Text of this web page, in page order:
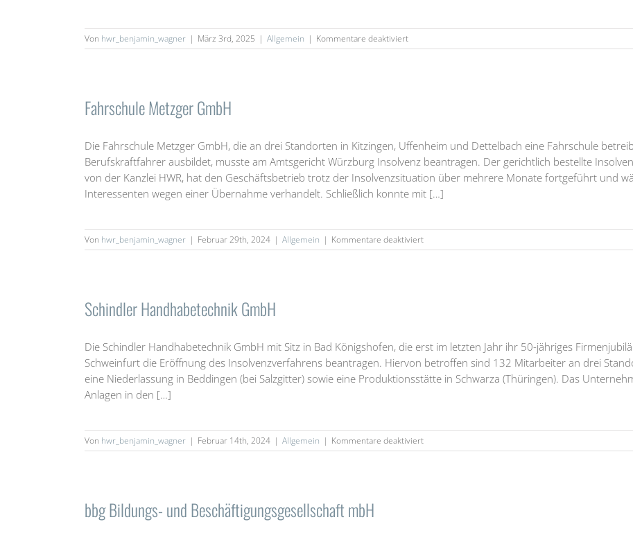
Von hwr_benjamin_wagner | März 3rd, 2025 | Allgemein | Kommentare deaktiviertfür
PROGRESSIO
Fahrschule Metzger GmbH
Die Fahrschule Metzger GmbH, die an drei Standorten in Kitzingen, Uffenheim und Dettelbach eine Fahrschule
Berufskraftfahrer ausbildet, musste am Amtsgericht Würzburg Insolvenz beantragen. Der gerichtlich bestellte
von der Kanzlei HWR, hat den Geschäftsbetrieb trotz der Insolvenzsituation über mehrere Monate fortgeführt und
Interessenten wegen einer Übernahme verhandelt. Schließlich konnte mit […]
Von hwr_benjamin_wagner | Februar 29th, 2024 | Allgemein | Kommentare deaktiviertfür
Fahrschule
Schindler Handhabetechnik GmbH
Die Schindler Handhabetechnik GmbH mit Sitz in Bad Königshofen, die erst im letzten Jahr ihr 50-jähriges
Schweinfurt die Eröffnung des Insolvenzverfahrens beantragen. Hiervon betroffen sind 132 Mitarbeiter an drei
eine Niederlassung in Beddingen (bei Salzgitter) sowie eine Produktionsstätte in Schwarza (Thüringen). Das
Anlagen in den […]
Von hwr_benjamin_wagner | Februar 14th, 2024 | Allgemein | Kommentare deaktiviertfür
Schindler
bbg Bildungs- und Beschäftigungsgesellschaft mbH